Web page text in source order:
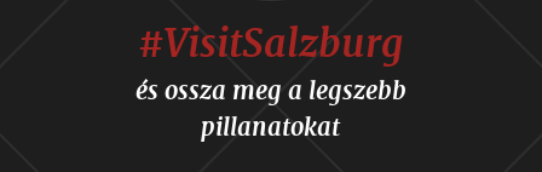
#VisitSalzburg
és ossza meg a legszebb
pillanatokat